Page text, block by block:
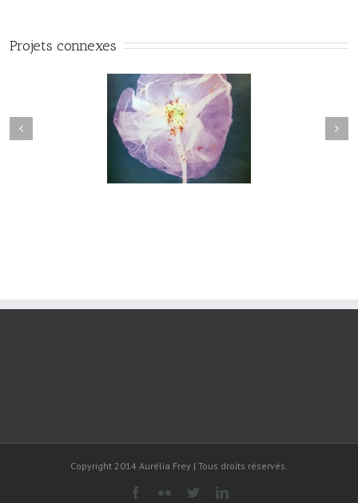
Projets connexes
Herbier#031
Copyright 2014 Aurélia Frey | Tous droits réservés.